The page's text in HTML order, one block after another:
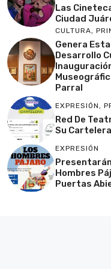
Las
Ciudad
CULTURA,
Genera
Desarrollo
Parral
EXPRESIÓN,
Red De
Su
EXPRESIÓN
Hombres
Puertas